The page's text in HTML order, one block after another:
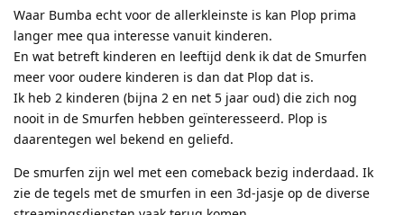
Waar Bumba echt voor de allerkleinste is kan Plop prima
langer mee qua interesse vanuit kinderen.
En wat betreft kinderen en leeftijd denk ik dat de Smurfen
meer voor oudere kinderen is dan dat Plop dat is.
Ik heb 2 kinderen (bijna 2 en net 5 jaar oud) die zich nog
nooit in de Smurfen hebben geïnteresseerd. Plop is
daarentegen wel bekend en geliefd.
De smurfen zijn wel met een comeback bezig inderdaad. Ik
zie de tegels met de smurfen in een 3d-jasje op de diverse